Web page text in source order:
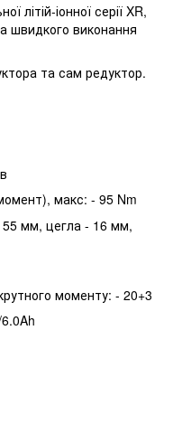
літій-іонної серії XR,
швидкого виконання
та сам редуктор.
макс: - 95 Nm
55 мм, цегла - 16 мм,
моменту: - 20+3